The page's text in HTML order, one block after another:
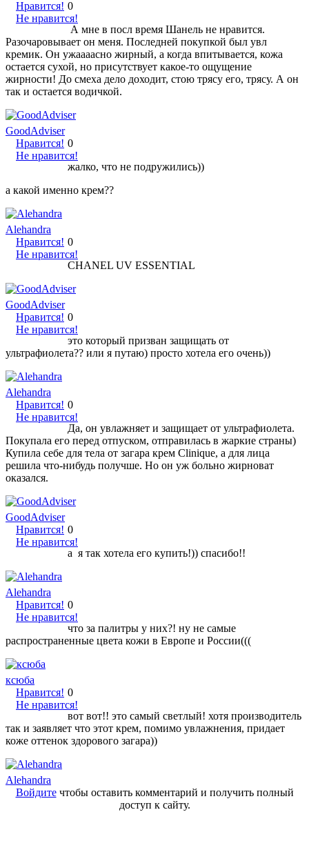
Нравится!
Не нравится!
0
А мне в посл время Шанель не нравится.
Разочаровывает он меня. Последней покупкой был увл
кремик. Он ужаааасно жирный, а когда впитывается, кожа
остается сухой, но присутствует какое-то ощущение
жирности! До смеха дело доходит, стою трясу его, трясу. А он
так и остается водичкой.
GoodAdviser
Нравится!
Не нравится!
0
жалко, что не подружились))
а какой именно крем??
Alehandra
Нравится!
Не нравится!
0
CHANEL UV ESSENTIAL
GoodAdviser
Нравится!
Не нравится!
0
это который призван защищать от
ультрафиолета?? или я путаю) просто хотела его очень))
Alehandra
Нравится!
Не нравится!
0
Да, он увлажняет и защищает от ультрафиолета.
Покупала его перед отпуском, отправилась в жаркие страны)
Купила себе для тела от загара крем Clinique, а для лица
решила что-нибудь получше. Но он уж больно жирноват
оказался.
GoodAdviser
Нравится!
Не нравится!
0
а я так хотела его купить!)) спасибо!!
Alehandra
Нравится!
Не нравится!
0
что за палитры у них?! ну не самые
распространенные цвета кожи в Европе и России(((
ксюба
Нравится!
Не нравится!
0
вот вот!! это самый светлый! хотя производитель
так и заявляет что этот крем, помимо увлажнения, придает
коже оттенок здорового загара))
Alehandra
Войдитечтобы оставить комментарий и получить полный
доступ к сайту.